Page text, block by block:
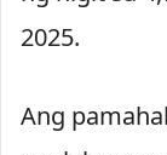
2025.
Ang